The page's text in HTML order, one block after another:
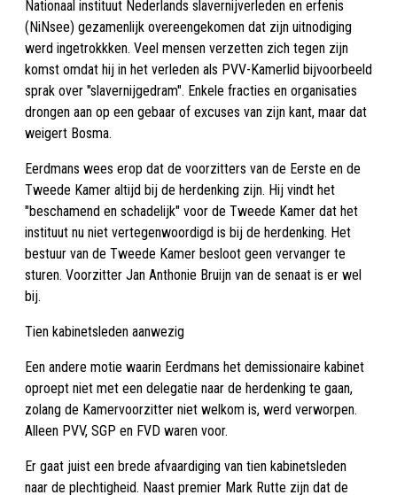
Nationaal instituut Nederlands slavernijverleden en erfenis
(NiNsee) gezamenlijk overeengekomen dat zijn uitnodiging
werd ingetrokkken. Veel mensen verzetten zich tegen zijn
komst omdat hij in het verleden als PVV-Kamerlid bijvoorbeeld
sprak over "slavernijgedram". Enkele fracties en organisaties
drongen aan op een gebaar of excuses van zijn kant, maar dat
weigert Bosma.
Eerdmans wees erop dat de voorzitters van de Eerste en de
Tweede Kamer altijd bij de herdenking zijn. Hij vindt het
"beschamend en schadelijk" voor de Tweede Kamer dat het
instituut nu niet vertegenwoordigd is bij de herdenking. Het
bestuur van de Tweede Kamer besloot geen vervanger te
sturen. Voorzitter Jan Anthonie Bruijn van de senaat is er wel
bij.
Tien kabinetsleden aanwezig
Een andere motie waarin Eerdmans het demissionaire kabinet
oproept niet met een delegatie naar de herdenking te gaan,
zolang de Kamervoorzitter niet welkom is, werd verworpen.
Alleen PVV, SGP en FVD waren voor.
Er gaat juist een brede afvaardiging van tien kabinetsleden
naar de plechtigheid. Naast premier Mark Rutte zijn dat de